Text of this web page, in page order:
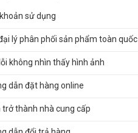
sử dụng
lý phân phối sản phẩm toàn quốc
không nhìn thấy hình ảnh
dẫn đặt hàng online
trở thành nhà cung cấp